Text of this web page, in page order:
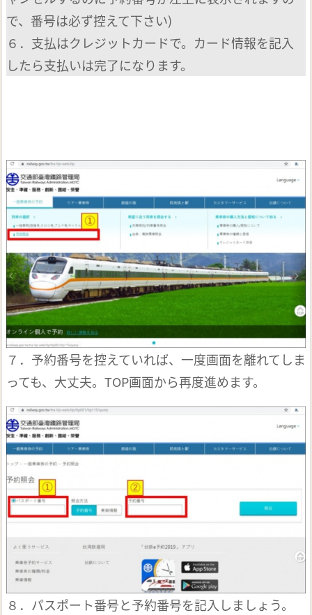
で、番号は必ず控えて下さい)
６．支払はクレジットカードで。カード情報を記入
したら支払いは完了になります。
７．予約番号を控えていれば、一度画面を離れてしま
っても、大丈夫。TOP画面から再度進めます。
８．パスポート番号と予約番号を記入しましょう。